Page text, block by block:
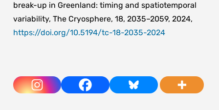
break-up in Greenland: timing and spatiotemporal
variability, The Cryosphere, 18, 2035–2059, 2024,
https://doi.org/10.5194/tc-18-2035-2024